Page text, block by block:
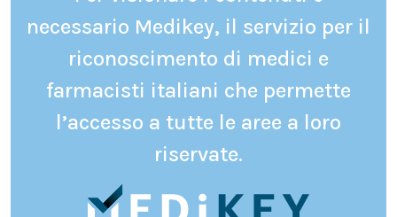
necessario Medikey, il servizio per il
riconoscimento di medici e
farmacisti italiani che permette
l’accesso a tutte le aree a loro
riservate.